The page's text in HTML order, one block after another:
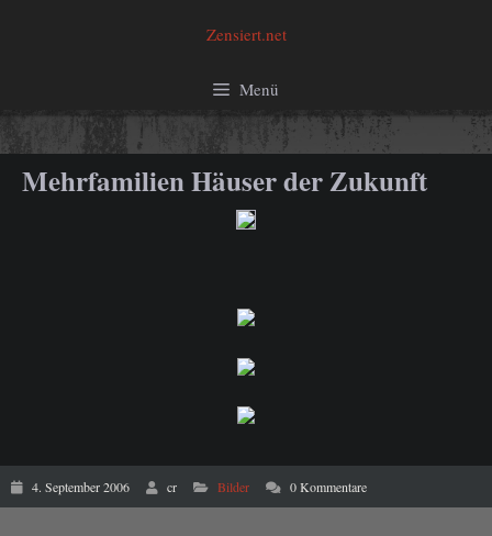
Zensiert.net
Menü
Mehrfamilien Häuser der Zukunft
4. September 2006 cr Bilder 0 Kommentare